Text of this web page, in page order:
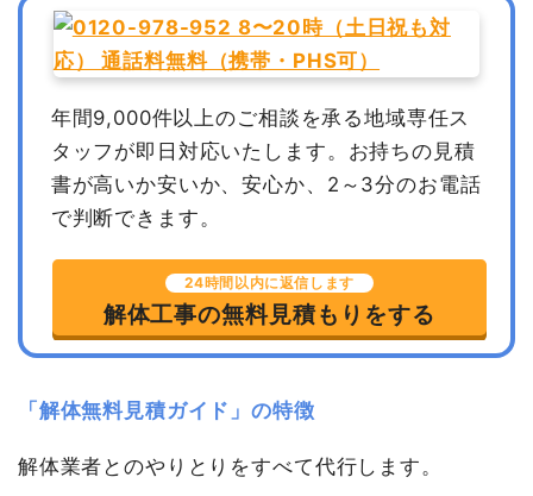
年間9,000件以上のご相談を承る地域専任ス
タッフが即日対応いたします。 お持ちの見積
書が高いか安いか、安心か、2～3分のお電話
で判断できます。
24時間以内に返信します
解体工事の無料見積もりをする
「解体無料見積ガイド」の特徴
解体業者とのやりとりをすべて代行します。